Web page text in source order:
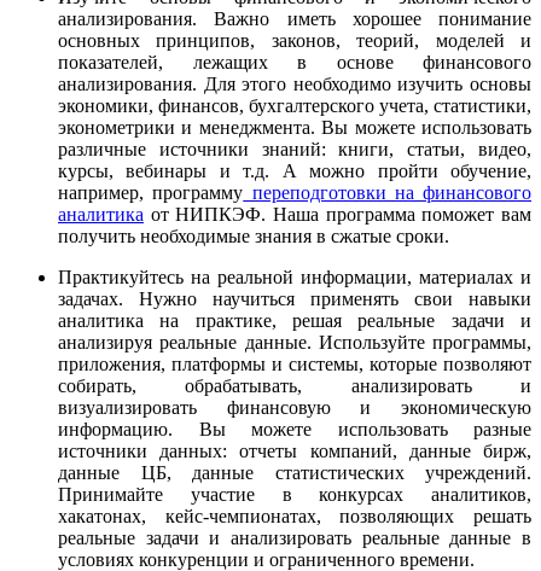
анализирования. Важно иметь хорошее понимание
основных принципов, законов, теорий, моделей и
показателей, лежащих в основе финансового
анализирования. Для этого необходимо изучить основы
экономики, финансов, бухгалтерского учета, статистики,
эконометрики и менеджмента. Вы можете использовать
различные источники знаний: книги, статьи, видео,
курсы, вебинары и т.д. А можно пройти обучение,
например, программу переподготовки на финансового
аналитика от НИПКЭФ. Наша программа поможет вам
получить необходимые знания в сжатые сроки.
Практикуйтесь на реальной информации, материалах и
задачах. Нужно научиться применять свои навыки
аналитика на практике, решая реальные задачи и
анализируя реальные данные. Используйте программы,
приложения, платформы и системы, которые позволяют
собирать, обрабатывать, анализировать и
визуализировать финансовую и экономическую
информацию. Вы можете использовать разные
источники данных: отчеты компаний, данные бирж,
данные ЦБ, данные статистических учреждений.
Принимайте участие в конкурсах аналитиков,
хакатонах, кейс-чемпионатах, позволяющих решать
реальные задачи и анализировать реальные данные в
условиях конкуренции и ограниченного времени.